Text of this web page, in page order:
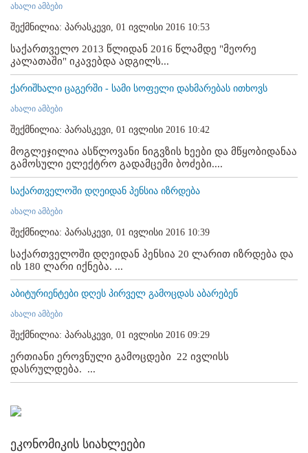
ახალი ამბები
შექმნილია: პარასკევი, 01 ივლისი 2016 10:53
საქართველო 2013 წლიდან 2016 წლამდე "მეორე
კალათაში" იკავებდა ადგილს...
ქარიშხალი ცაგერში - სამი სოფელი დახმარებას ითხოვს
ახალი ამბები
შექმნილია: პარასკევი, 01 ივლისი 2016 10:42
მოგლეჯილია ასწლოვანი ნიგვზის ხეები და მწყობიდანაა
გამოსული ელექტრო გადამცემი ბოძები....
საქართველოში დღეიდან პენსია იზრდება
ახალი ამბები
შექმნილია: პარასკევი, 01 ივლისი 2016 10:39
საქართველოში დღეიდან პენსია 20 ლარით იზრდება და
ის 180 ლარი იქნება. ...
აბიტურიენტები დღეს პირველ გამოცდას აბარებენ
ახალი ამბები
შექმნილია: პარასკევი, 01 ივლისი 2016 09:29
ერთიანი ეროვნული გამოცდები 22 ივლისს
დასრულდება. ...
ეკონომიკის სიახლეები